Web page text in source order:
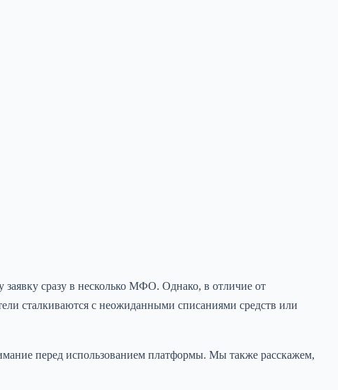
сразу в несколько МФО. Однако, в отличие от
сталкиваются с неожиданными списаниями средств или
перед использованием платформы. Мы также расскажем,